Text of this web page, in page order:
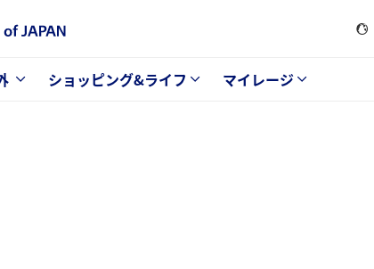
ショッピング&ライフ マイレージ